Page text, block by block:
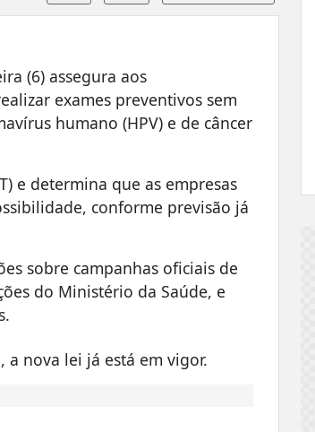
(6) assegura aos
exames preventivos sem
humano (HPV) e de câncer
e determina que as empresas
conforme previsão já
sobre campanhas oficiais de
do Ministério da Saúde, e
a nova lei já está em vigor.